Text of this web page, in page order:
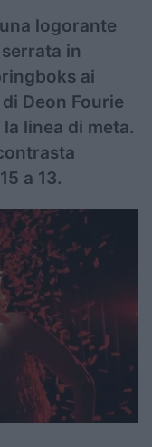
logorante
in
ai
Deon Fourie
linea di meta.
a 13.